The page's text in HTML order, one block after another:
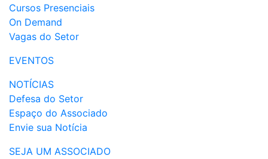
Cursos Presenciais
On Demand
Vagas do Setor
EVENTOS
NOTÍCIAS
Defesa do Setor
Espaço do Associado
Envie sua Notícia
SEJA UM ASSOCIADO